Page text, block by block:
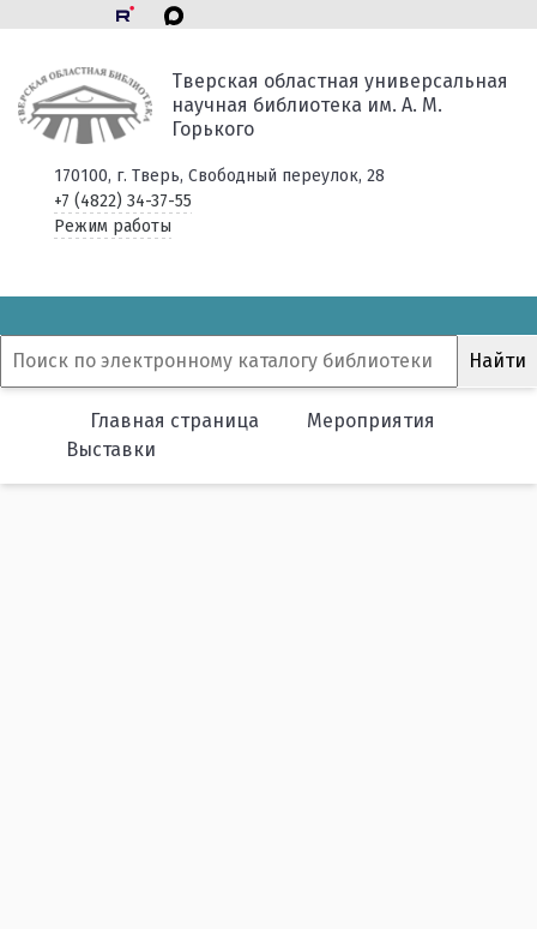
Тверская областная универсальная
научная библиотека им. А. М.
Горького
170100, г. Тверь, Свободный переулок, 28
+7 (4822) 34-37-55
Режим работы
Главная страница
Мероприятия
Выставки